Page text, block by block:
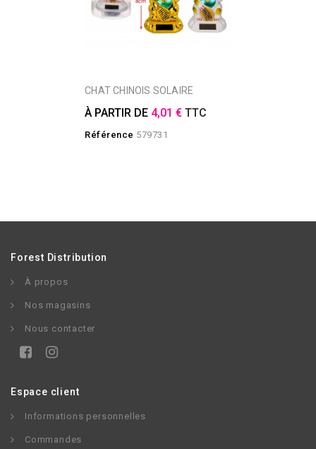
CHAT CHINOIS SOLAIRE
À PARTIR DE 4,01 € TTC
Référence 579731
Forest Distribution
À propos
Nos magasins
Nous contacter
Espace client
Informations personnelles
Commandes